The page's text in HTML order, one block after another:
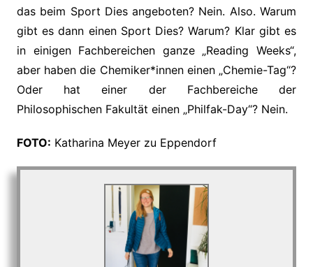
das beim Sport Dies angeboten? Nein. Also. Warum
gibt es dann einen Sport Dies? Warum? Klar gibt es
in einigen Fachbereichen ganze „Reading Weeks“,
aber haben die Chemiker*innen einen „Chemie-Tag“?
Oder hat einer der Fachbereiche der
Philosophischen Fakultät einen „Philfak-Day“? Nein.
FOTO: Katharina Meyer zu Eppendorf